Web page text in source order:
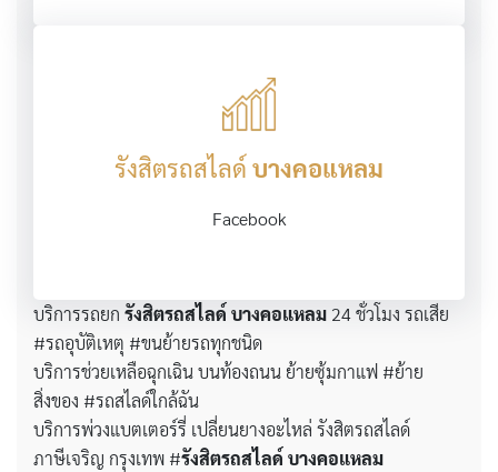
รังสิตรถสไลด์ บางคอแหลม
Facebook
บริการรถยก รังสิตรถสไลด์ บางคอแหลม 24 ชั่วโมง รถเสีย
#รถอุบัติเหตุ #ขนย้ายรถทุกชนิด
บริการช่วยเหลือฉุกเฉิน บนท้องถนน ย้ายซุ้มกาแฟ #ย้าย
สิ่งของ #รถสไลด์ใกล้ฉัน
บริการพ่วงแบตเตอร์รี่ เปลี่ยนยางอะไหล่ รังสิตรถสไลด์
ภาษีเจริญ กรุงเทพ #รังสิตรถสไลด์ บางคอแหลม